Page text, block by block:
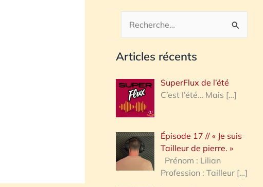
c
h
r
h
e
Articles récents
SuperFlux de l’été
C’est l’été… Mais […]
Épisode 17 // « Je suis
Tailleur de pierre. »
Prénom : Lilian
Profession : Tailleur […]